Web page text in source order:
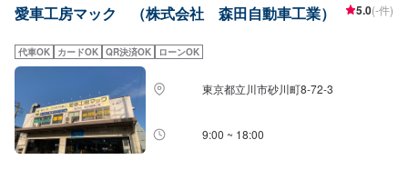
す。小さいキズから、大きな損傷まで、もちろん自動車保険の修理もお任せ
に乗って頂くこと。わからないことがあったら、気軽に聞ける、そして万が
一のトラブルのときにはすぐに対応してくれる。いつ行っても暖かい笑顔で
迎えてくれるお店。そんなお店が近所にあったらいいな。わたしどもが目指
すのはそのようなお店です。地域に根付いた町のくるまやさんとして、ひと
りでも多くの方のお役に立てるよう大切な仲間と共に日々精進してまいりま
す。ぜひ私どもにお任せください。
愛車工房マック （株式会社 森田自動車工業） 5.0(-件)
代車OK カードOK QR決済OK ローンOK
東京都立川市砂川町8-72-3
9:00 ~ 18:00